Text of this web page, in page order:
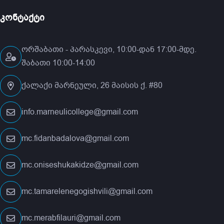
კონტაქტი
ორშაბათი - პარასკევი, 10:00-დან 17:00-მდე.
შაბათი 10:00-14:00
ქალაქი მარნეული, 26 მაისის ქ. #80
info.marneulicollege@gmail.com
mc.fidanbadalova@gmail.com
mc.oniseshukakidze@gmail.com
mc.tamarelenegogishvili@gmail.com
mc.merabfilauri@gmail.com